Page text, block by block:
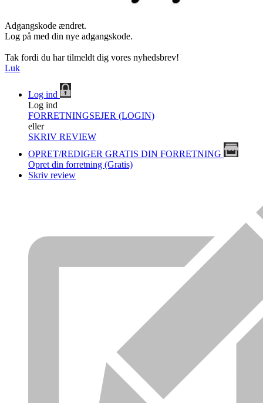
Adgangskode ændret.
Log på med din nye adgangskode.
Tak fordi du har tilmeldt dig vores nyhedsbrev!
Luk
Log ind
Log ind
FORRETNINGSEJER (LOGIN)
eller
SKRIV REVIEW
OPRET/REDIGER GRATIS DIN FORRETNING
Opret din forretning (Gratis)
Skriv review